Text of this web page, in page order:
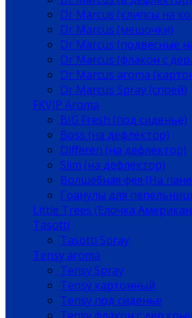
Dr Marcus (клипсы на
Dr Marcus (мешочки)
Dr Marcus (подвесные
Dr Marcus (флакон с
Dr Marcus aroma
Dr Marcus Spray (спрей)
FKVJP Aroma
BIG Fresh (под сиденье)
Boss (на дефлектор)
Differen (на дефлектор)
Slim (на дефлектор)
Волшебная фея (На
Гранулы для
Little Trees (Елочка
Tasotti
Tasotti Spray
Tensy aroma
Tensy Spray
Tensy картонный
Tensy под сиденье